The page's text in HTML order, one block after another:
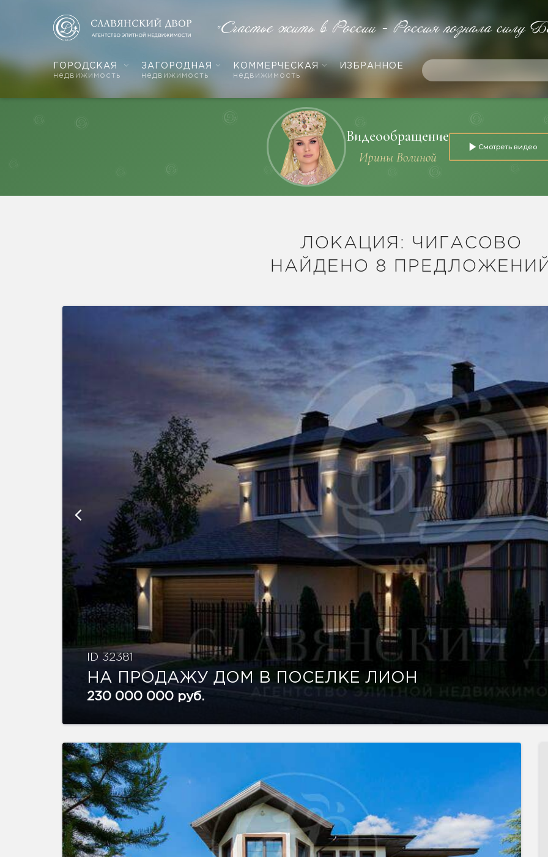
ГОРОДСКАЯ
недвижимость
ЗАГОРОДНАЯ
недвижимость
КОММЕРЧЕСКАЯ
недвижимость
ИЗБРАННОЕ
«Счастье жить в России - Россия познала силу
Видеообращение
Ирины Волиной
Смотреть видео
ЛОКАЦИЯ: ЧИГАСОВО
НАЙДЕНО 8
ID 32381
НА ПРОДАЖУ ДОМ В ПОСЕЛКЕ ЛИОН
230 000 000 руб.